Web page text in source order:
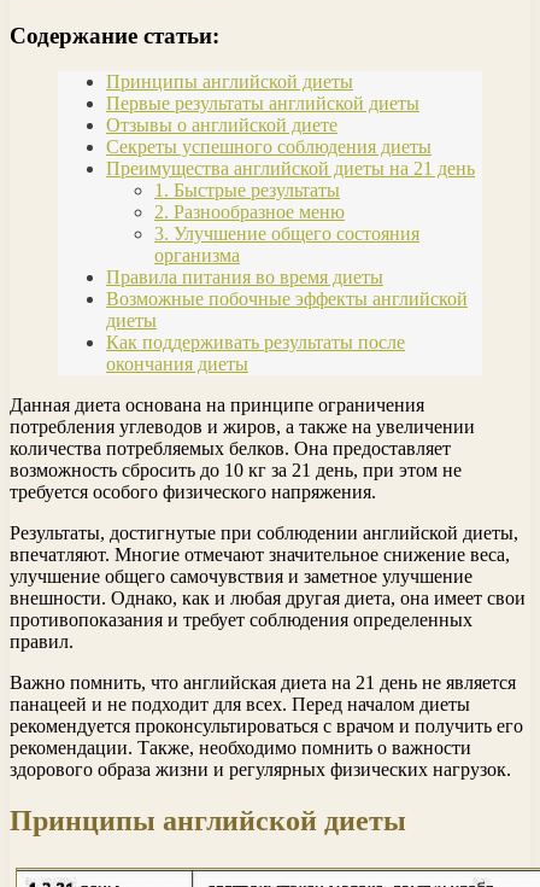
Содержание статьи:
Принципы английской диеты
Первые результаты английской диеты
Отзывы о английской диете
Секреты успешного соблюдения диеты
Преимущества английской диеты на 21 день
1. Быстрые результаты
2. Разнообразное меню
3. Улучшение общего состояния
организма
Правила питания во время диеты
Возможные побочные эффекты английской
диеты
Как поддерживать результаты после
окончания диеты
Данная диета основана на принципе ограничения
потребления углеводов и жиров, а также на увеличении
количества потребляемых белков. Она предоставляет
возможность сбросить до 10 кг за 21 день, при этом не
требуется особого физического напряжения.
Результаты, достигнутые при соблюдении английской диеты,
впечатляют. Многие отмечают значительное снижение веса,
улучшение общего самочувствия и заметное улучшение
внешности. Однако, как и любая другая диета, она имеет свои
противопоказания и требует соблюдения определенных
правил.
Важно помнить, что английская диета на 21 день не является
панацеей и не подходит для всех. Перед началом диеты
рекомендуется проконсультироваться с врачом и получить его
рекомендации. Также, необходимо помнить о важности
здорового образа жизни и регулярных физических нагрузок.
Принципы английской диеты